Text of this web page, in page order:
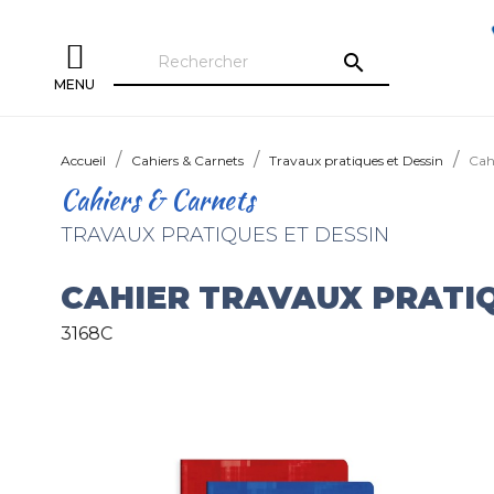
MENU
search
Accueil Cahiers & Carnets Travaux pratiques et Dessin
Cahiers & Carnets
TRAVAUX PRATIQUES ET DESSIN
CAHIER TRAVAUX
3168C